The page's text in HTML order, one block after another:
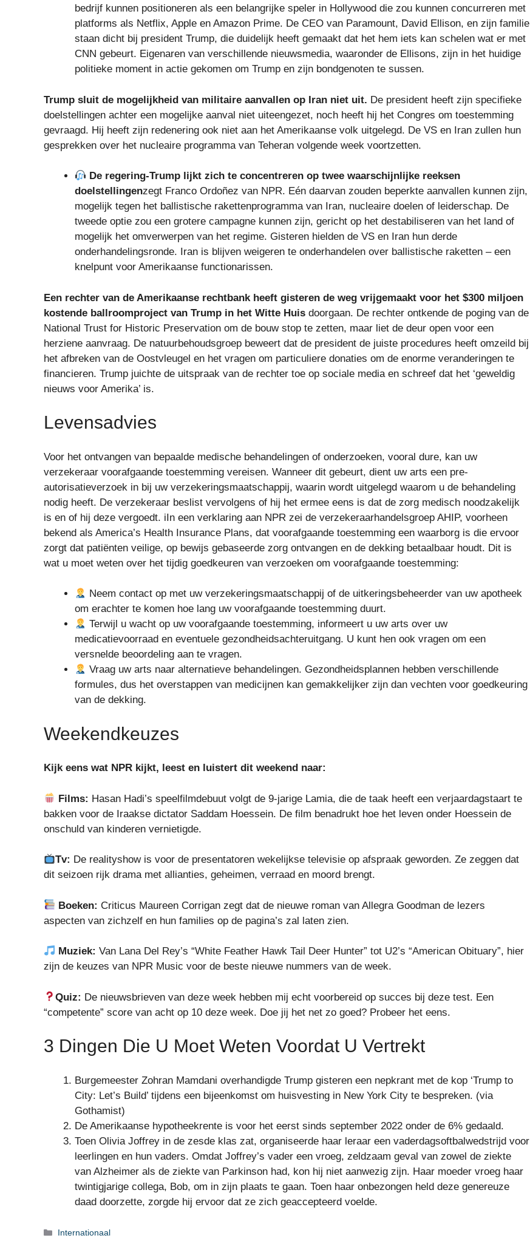
bedrijf kunnen positioneren als een belangrijke speler in Hollywood die zou kunnen concurreren met
platforms als Netflix, Apple en Amazon Prime. De CEO van Paramount, David Ellison, en zijn familie
staan ​​dicht bij president Trump, die duidelijk heeft gemaakt dat het hem iets kan schelen wat er met
CNN gebeurt. Eigenaren van verschillende nieuwsmedia, waaronder de Ellisons, zijn in het huidige
politieke moment in actie gekomen om Trump en zijn bondgenoten te sussen.
Trump sluit de mogelijkheid van militaire aanvallen op Iran niet uit. De president heeft zijn specifieke
doelstellingen achter een mogelijke aanval niet uiteengezet, noch heeft hij het Congres om toestemming
gevraagd. Hij heeft zijn redenering ook niet aan het Amerikaanse volk uitgelegd. De VS en Iran zullen hun
gesprekken over het nucleaire programma van Teheran volgende week voortzetten.
De regering-Trump lijkt zich te concentreren op twee waarschijnlijke reeksen
doelstellingenzegt Franco Ordoñez van NPR. Eén daarvan zouden beperkte aanvallen kunnen zijn,
mogelijk tegen het ballistische rakettenprogramma van Iran, nucleaire doelen of leiderschap. De
tweede optie zou een grotere campagne kunnen zijn, gericht op het destabiliseren van het land of
mogelijk het omverwerpen van het regime. Gisteren hielden de VS en Iran hun derde
onderhandelingsronde. Iran is blijven weigeren te onderhandelen over ballistische raketten – een
knelpunt voor Amerikaanse functionarissen.
Een rechter van de Amerikaanse rechtbank heeft gisteren de weg vrijgemaakt voor het $300 miljoen
kostende ballroomproject van Trump in het Witte Huis doorgaan. De rechter ontkende de poging van de
National Trust for Historic Preservation om de bouw stop te zetten, maar liet de deur open voor een
herziene aanvraag. De natuurbehoudsgroep beweert dat de president de juiste procedures heeft omzeild bij
het afbreken van de Oostvleugel en het vragen om particuliere donaties om de enorme veranderingen te
financieren. Trump juichte de uitspraak van de rechter toe op sociale media en schreef dat het ‘geweldig
nieuws voor Amerika’ is.
Levensadvies
Voor het ontvangen van bepaalde medische behandelingen of onderzoeken, vooral dure, kan uw
verzekeraar voorafgaande toestemming vereisen. Wanneer dit gebeurt, dient uw arts een pre-
autorisatieverzoek in bij uw verzekeringsmaatschappij, waarin wordt uitgelegd waarom u de behandeling
nodig heeft. De verzekeraar beslist vervolgens of hij het ermee eens is dat de zorg medisch noodzakelijk
is en of hij deze vergoedt. iIn een verklaring aan NPR zei de verzekeraarhandelsgroep AHIP, voorheen
bekend als America’s Health Insurance Plans, dat voorafgaande toestemming een waarborg is die ervoor
zorgt dat patiënten veilige, op bewijs gebaseerde zorg ontvangen en de dekking betaalbaar houdt. Dit is
wat u moet weten over het tijdig goedkeuren van verzoeken om voorafgaande toestemming:
Neem contact op met uw verzekeringsmaatschappij of de uitkeringsbeheerder van uw apotheek
om erachter te komen hoe lang uw voorafgaande toestemming duurt.
Terwijl u wacht op uw voorafgaande toestemming, informeert u uw arts over uw
medicatievoorraad en eventuele gezondheidsachteruitgang. U kunt hen ook vragen om een ​​
versnelde beoordeling aan te vragen.
Vraag uw arts naar alternatieve behandelingen. Gezondheidsplannen hebben verschillende
formules, dus het overstappen van medicijnen kan gemakkelijker zijn dan vechten voor goedkeuring
van de dekking.
Weekendkeuzes
Kijk eens wat NPR kijkt, leest en luistert dit weekend naar:
Films: Hasan Hadi’s speelfilmdebuut volgt de 9-jarige Lamia, die de taak heeft een verjaardagstaart te
bakken voor de Iraakse dictator Saddam Hoessein. De film benadrukt hoe het leven onder Hoessein de
onschuld van kinderen vernietigde.
Tv: De realityshow is voor de presentatoren wekelijkse televisie op afspraak geworden. Ze zeggen dat
dit seizoen rijk drama met allianties, geheimen, verraad en moord brengt.
Boeken: Criticus Maureen Corrigan zegt dat de nieuwe roman van Allegra Goodman de lezers
aspecten van zichzelf en hun families op de pagina’s zal laten zien.
Muziek: Van Lana Del Rey’s “White Feather Hawk Tail Deer Hunter” tot U2’s “American Obituary”, hier
zijn de keuzes van NPR Music voor de beste nieuwe nummers van de week.
Quiz: De nieuwsbrieven van deze week hebben mij echt voorbereid op succes bij deze test. Een
“competente” score van acht op 10 deze week. Doe jij het net zo goed? Probeer het eens.
3 Dingen Die U Moet Weten Voordat U Vertrekt
Burgemeester Zohran Mamdani overhandigde Trump gisteren een nepkrant met de kop ‘Trump to
City: Let’s Build’ tijdens een bijeenkomst om huisvesting in New York City te bespreken. (via
Gothamist)
De Amerikaanse hypotheekrente is voor het eerst sinds september 2022 onder de 6% gedaald.
Toen Olivia Joffrey in de zesde klas zat, organiseerde haar leraar een vaderdagsoftbalwedstrijd voor
leerlingen en hun vaders. Omdat Joffrey’s vader een vroeg, zeldzaam geval van zowel de ziekte
van Alzheimer als de ziekte van Parkinson had, kon hij niet aanwezig zijn. Haar moeder vroeg haar
twintigjarige collega, Bob, om in zijn plaats te gaan. Toen haar onbezongen held deze genereuze
daad doorzette, zorgde hij ervoor dat ze zich geaccepteerd voelde.
Categorieën
Internationaal